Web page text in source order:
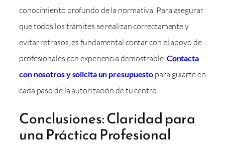
conocimiento profundo de la normativa. Para asegurar
que todos los trámites se realizan correctamente y
evitar retrasos, es fundamental contar con el apoyo de
profesionales con experiencia demostrable.Contacta
con nosotros y solicita un presupuesto para guiarte en
cada paso de la autorización de tu centro.
Conclusiones: Claridad para
una Práctica Profesional